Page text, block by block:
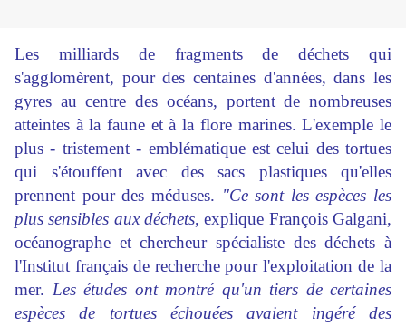
Les milliards de fragments de déchets qui
s'agglomèrent, pour des centaines d'années, dans les
gyres au centre des océans, portent de nombreuses
atteintes à la faune et à la flore marines. L'exemple le
plus - tristement - emblématique est celui des tortues
qui s'étouffent avec des sacs plastiques qu'elles
prennent pour des méduses. "Ce sont les espèces les
plus sensibles aux déchets, explique François Galgani,
océanographe et chercheur spécialiste des déchets à
l'Institut français de recherche pour l'exploitation de la
mer. Les études ont montré qu'un tiers de certaines
espèces de tortues échouées avaient ingéré des